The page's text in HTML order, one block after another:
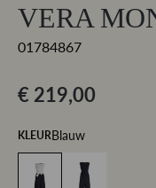
VERA
01784867
€ 219,00
KLEURBlauw